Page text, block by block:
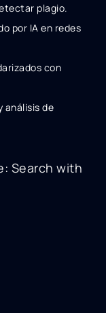
plagio.
por IA en redes
con
análisis de
Search with